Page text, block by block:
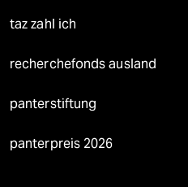
taz zahl ich
recherchefonds ausland
panterstiftung
panterpreis 2026